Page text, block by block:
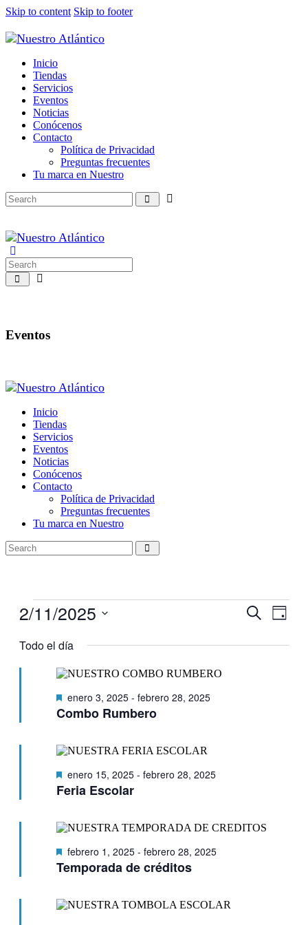
Skip to content Skip to footer
Inicio
Tiendas
Servicios
Eventos
Noticias
Conócenos
Contacto
Política de Privacidad
Preguntas frecuentes
Tu marca en Nuestro
Eventos
Inicio
Tiendas
Servicios
Eventos
Noticias
Conócenos
Contacto
Política de Privacidad
Preguntas frecuentes
Tu marca en Nuestro
Eventos
febrero
11,
búsqueda
Buscar
de
Día
2/11/2025
la
Todo el día
Combo Rumbero
Destacado
enero 3, 2025- febrero 28, 2025
Feria Escolar
Destacado
enero 15, 2025- febrero 28, 2025
Temporada de créditos
Destacado
febrero 1, 2025- febrero 28, 2025